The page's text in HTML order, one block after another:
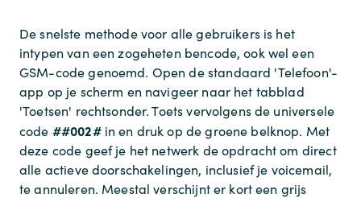
De snelste methode voor alle gebruikers is het
intypen van een zogeheten bencode, ook wel een
GSM-code genoemd. Open de standaard 'Telefoon'-
app op je scherm en navigeer naar het tabblad
'Toetsen' rechtsonder. Toets vervolgens de universele
code ##002#in en druk op de groene belknop. Met
deze code geef je het netwerk de opdracht om direct
alle actieve doorschakelingen, inclusief je voicemail,
te annuleren. Meestal verschijnt er kort een grijs